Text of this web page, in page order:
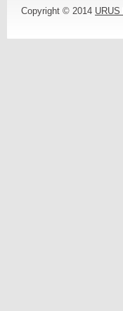
Copyright © 2014